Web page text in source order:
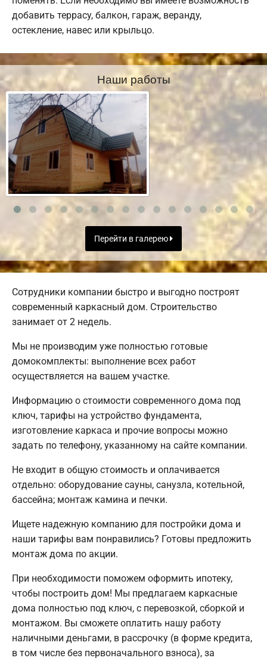
добавить террасу, балкон, гараж, веранду,
остекление, навес или крыльцо.
Наши работы
Перейти в галерею
Сотрудники компании быстро и выгодно построят
современный каркасный дом. Строительство
занимает от 2 недель.
Мы не производим уже полностью готовые
домокомплекты: выполнение всех работ
осуществляется на вашем участке.
Информацию о стоимости современного дома под
ключ, тарифы на устройство фундамента,
изготовление каркаса и прочие вопросы можно
задать по телефону, указанному на сайте компании.
Не входит в общую стоимость и оплачивается
отдельно: оборудование сауны, санузла, котельной,
бассейна; монтаж камина и печки.
Ищете надежную компанию для постройки дома и
наши тарифы вам понравились? Готовы предложить
монтаж дома по акции.
При необходимости поможем оформить ипотеку,
чтобы построить дом! Мы предлагаем каркасные
дома полностью под ключ, с перевозкой, сборкой и
монтажом. Вы сможете оплатить нашу работу
наличными деньгами, в рассрочку (в форме кредита,
в том числе без первоначального взноса), за